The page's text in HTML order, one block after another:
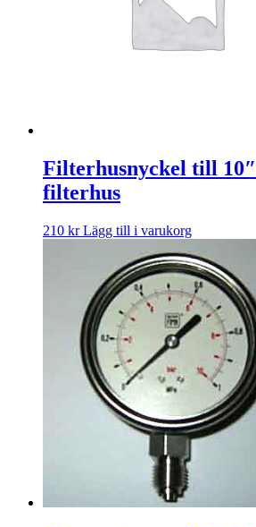
Filterhusnyckel till 10″
filterhus
210 kr Lägg till i varukorg